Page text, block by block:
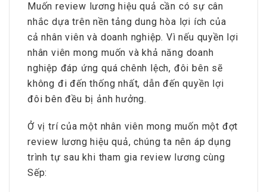
Muốn review lương hiệu quả cần có sự cân
nhắc dựa trên nền tảng dung hòa lợi ích của
cả nhân viên và doanh nghiệp. Vì nếu quyền lợi
nhân viên mong muốn và khả năng doanh
nghiệp đáp ứng quá chênh lệch, đôi bên sẽ
không đi đến thống nhất, dẫn đến quyền lợi
đôi bên đều bị ảnh hưởng.
Ở vị trí của một nhân viên mong muốn một đợt
review lương hiệu quả, chúng ta nên áp dụng
trình tự sau khi tham gia review lương cùng
Sếp: